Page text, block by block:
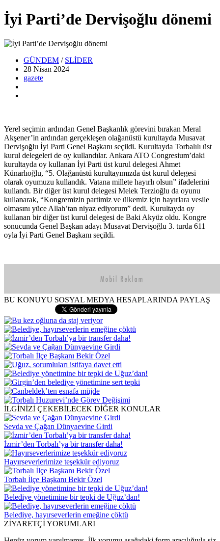
İyi Parti’de Dervişoğlu dönemi
GÜNDEM / SLİDER
28 Nisan 2024
gazete
Yerel seçimin ardından Genel Başkanlık görevini bırakan Meral
Akşener’in ardından gerçekleşen olağanüstü kurultayda Musavat
Dervişoğlu İyi Parti Genel Başkanı seçildi. Kurultayda Torbalılı üst
kurul delegeleri de oy kullandılar. Ankara ATO Congresium’daki
kurultayda oy kullanan İyi Parti üst kurul delegesi Ahmet
Künarlıoğlu, “5. Olağanüstü kurultayımızda üst kurul delegesi
olarak oyumuzu kullandık. Vatana millete hayırlı olsun” ifadelerini
kullandı. Bir diğer üst kurul delegesi Melek Terzioğlu da oyunu
kullanarak, “Kongremizin partimiz ve ülkemiz için hayırlara vesile
olmasını yüce Allah’tan niyaz ediyorum” dedi. Kurultayda oy
kullanan bir diğer üst kurul delegesi de Baki Akyüz oldu. Kongre
sonucunda Genel Başkan adayı Musavat Dervişoğlu 3. turda 611
oyla İyi Parti Genel Başkanı seçildi.
BU KONUYU SOSYAL MEDYA HESAPLARINDA PAYLAŞ
İLGİNİZİ ÇEKEBİLECEK DİĞER KONULAR
Sevda ve Çağan Dünyaevine Girdi
İzmir’den Torbalı’ya bir transfer daha!
Hayırseverlerimize teşekkür ediyoruz
Torbalı İlçe Başkanı Bekir Özel
Belediye yönetimine bir tepki de Uğuz’dan!
Belediye, hayırseverlerin emeğine çöktü
ZİYARETÇİ YORUMLARI